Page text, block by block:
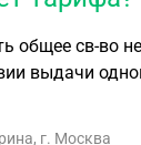
общее св-во
выдачи
каждого
г. Москва